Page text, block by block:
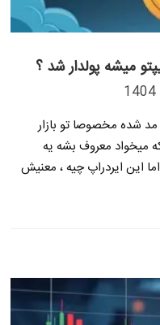
میشه پولدار شد ؟
مد شده مخصوصا تو بازار
میخواد معروف بشه یه
اما این ایردراپ چیه ، معنیش